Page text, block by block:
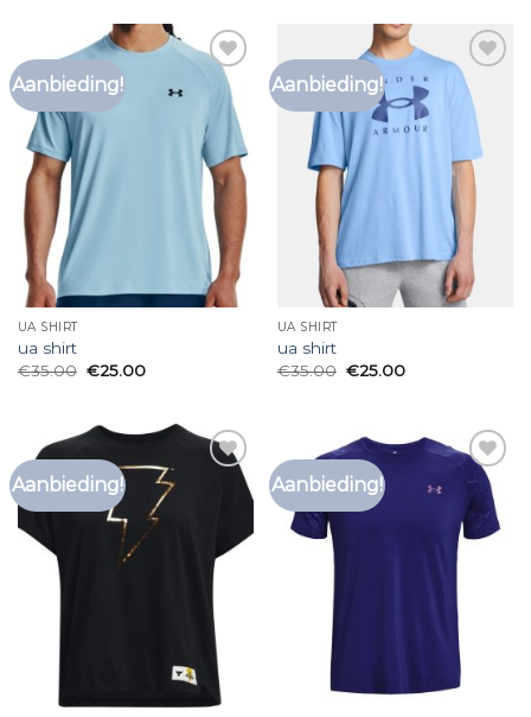
Aanbieding!
Toevoegen
verlanglijst
UA SHIRT
ua shirt
€35.00 €25.00
Aanbieding!
Toevoegen
aan
verlanglijst
UA SHIRT
ua shirt
€35.00 €25.00
Aanbieding!
Toevoegen
Aanbieding!
Toevoegen
aan
verlanglijst